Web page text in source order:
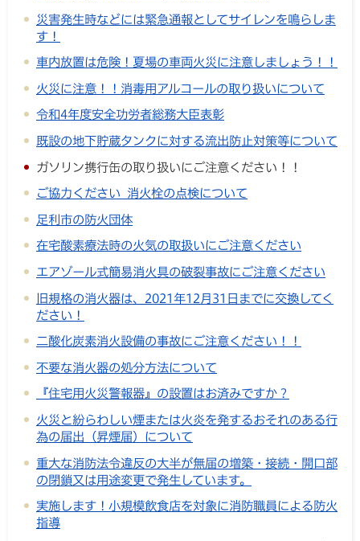
災害発生時などには緊急通報としてサイレンを鳴らしま
す！
車内放置は危険！夏場の車両火災に注意しましょう！！
火災に注意！！消毒用アルコールの取り扱いについて
令和4年度安全功労者総務大臣表彰
既設の地下貯蔵タンクに対する流出防止対策等について
ガソリン携行缶の取り扱いにご注意ください！！
ご協力ください 消火栓の点検について
足利市の防火団体
在宅酸素療法時の火気の取扱いにご注意ください
エアゾール式簡易消火具の破裂事故にご注意ください
旧規格の消火器は、2021年12月31日までに交換してく
ださい！
二酸化炭素消火設備の事故にご注意ください！！
不要な消火器の処分方法について
『住宅用火災警報器』の設置はお済みですか？
火災と紛らわしい煙または火炎を発するおそれのある行
為の届出（昇煙届）について
重大な消防法令違反の大半が無届の増築・接続・開口部
の閉鎖又は用途変更で発生しています。
実施します！小規模飲食店を対象に消防職員による防火
指導